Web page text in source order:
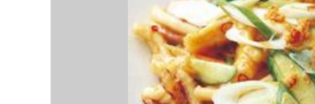
K
エ
デ
ュ
ケ
ー
シ